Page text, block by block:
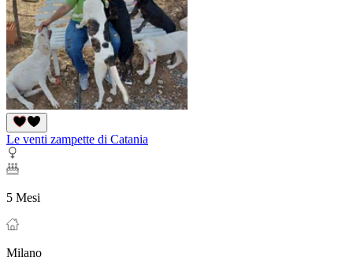
Le venti zampette di Catania
5 Mesi
Milano